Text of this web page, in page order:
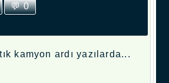
💬 0
kamyon ardı yazılarda...